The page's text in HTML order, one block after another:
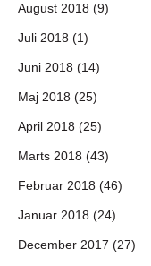
August 2018 (9)
Juli 2018 (1)
Juni 2018 (14)
Maj 2018 (25)
April 2018 (25)
Marts 2018 (43)
Februar 2018 (46)
Januar 2018 (24)
December 2017 (27)